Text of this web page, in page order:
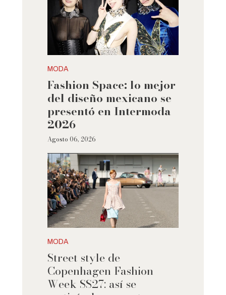
MODA
Fashion Space: lo mejor
del diseño mexicano se
presentó en Intermoda
2026
Agosto 06, 2026
MODA
Street style de
Copenhagen Fashion
Week SS27: así se